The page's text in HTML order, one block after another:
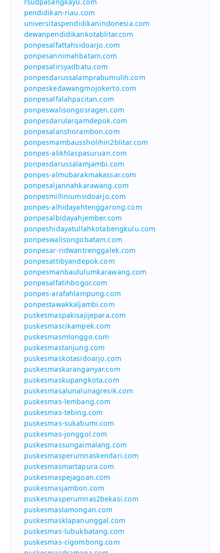
pendidikan-riau.com
universitaspendidikanindonesia.com
dewanpendidikankotablitar.com
ponpesalfattahsidoarjo.com
ponpesannimahbatam.com
ponpesalirsyadbatu.com
ponpesdarussalamprabumulih.com
ponpeskedawangmojokerto.com
ponpesalfalahpacitan.com
ponpeswalisongosragen.com
ponpesdarularqamdepok.com
ponpesalanshorambon.com
ponpesmambaussholihin2blitar.com
ponpes-alikhlaspasuruan.com
ponpesdarussalamjambi.com
ponpes-almubarakmakassar.com
ponpesaljannahkarawang.com
ponpesmilliniumsidoarjo.com
ponpes-alhidayahtenggarong.com
ponpesalbidayahjember.com
ponpeshidayatullahkotabengkulu.com
ponpeswalisongobatam.com
ponpesar-ridwantrenggalek.com
ponpesattibyandepok.com
ponpesmanbaululumkarawang.com
ponpesalfatihbogor.com
ponpes-arafahlampung.com
ponpestawakkaljambi.com
puskesmaspakisajijepara.com
puskesmascikampek.com
puskesmasmlonggo.com
puskesmastanjung.com
puskesmaskotasidoarjo.com
puskesmaskaranganyar.com
puskesmaskupangkota.com
puskesmasalunalunagresik.com
puskesmas-lembang.com
puskesmas-tebing.com
puskesmas-sukabumi.com
puskesmas-jonggol.com
puskesmassungaimalang.com
puskesmasperumnaskendari.com
puskesmasmartapura.com
puskesmaspejagoan.com
puskesmasjambon.com
puskesmasperumnas2bekasi.com
puskesmaslamongan.com
puskesmasklapanunggal.com
puskesmas-lubukbatang.com
puskesmas-cigombong.com